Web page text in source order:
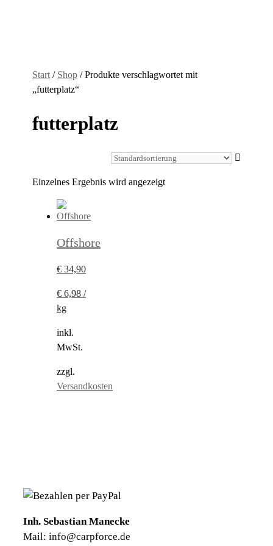
Start / Shop / Produkte verschlagwortet mit
„futterplatz“
futterplatz
Einzelnes Ergebnis wird angezeigt
Offshore
€ 34,90
€ 6,98 /
kg
inkl.
MwSt.
zzgl.
Versandkosten
Inh. Sebastian Manecke
Mail: info@carpforce.de